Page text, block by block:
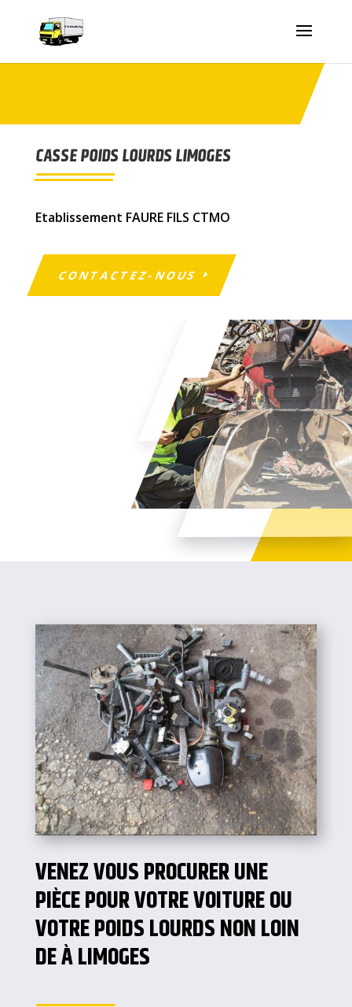
CASSE POIDS LOURDS LIMOGES
Etablissement FAURE FILS CTMO
CONTACTEZ-NOUS
VENEZ VOUS PROCURER UNE
PIÈCE POUR VOTRE VOITURE OU
VOTRE POIDS LOURDS NON LOIN
DE À LIMOGES